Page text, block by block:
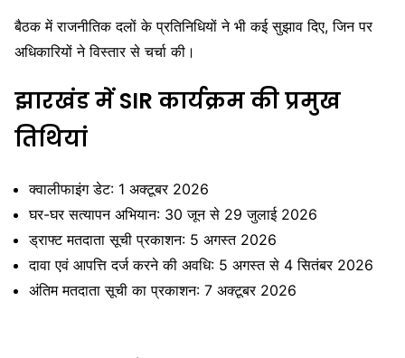
बैठक में राजनीतिक दलों के प्रतिनिधियों ने भी कई सुझाव दिए, जिन पर
अधिकारियों ने विस्तार से चर्चा की।
झारखंड में SIR कार्यक्रम की प्रमुख
तिथियां
क्वालीफाइंग डेट: 1 अक्टूबर 2026
घर-घर सत्यापन अभियान: 30 जून से 29 जुलाई 2026
ड्राफ्ट मतदाता सूची प्रकाशन: 5 अगस्त 2026
दावा एवं आपत्ति दर्ज करने की अवधि: 5 अगस्त से 4 सितंबर 2026
अंतिम मतदाता सूची का प्रकाशन: 7 अक्टूबर 2026